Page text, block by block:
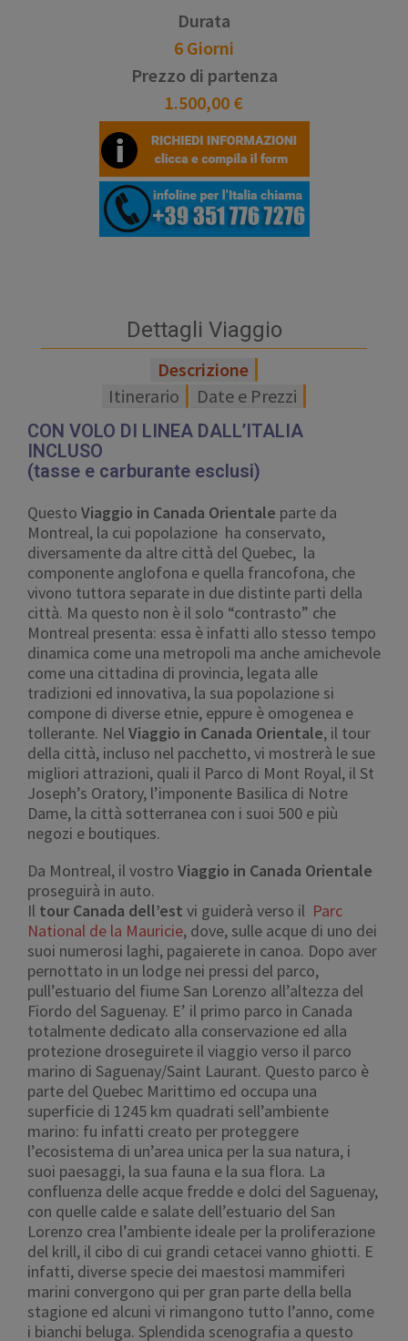
Durata
6 Giorni
Prezzo di partenza
1.500,00 €
Dettagli Viaggio
Descrizione
Itinerario
Date e Prezzi
CON VOLO DI LINEA DALL’ITALIA
INCLUSO
(tasse e carburante esclusi)
Questo Viaggio in Canada Orientale parte da
Montreal, la cui popolazione ha conservato,
diversamente da altre città del Quebec, la
componente anglofona e quella francofona, che
vivono tuttora separate in due distinte parti della
città. Ma questo non è il solo “contrasto” che
Montreal presenta: essa è infatti allo stesso tempo
dinamica come una metropoli ma anche amichevole
come una cittadina di provincia, legata alle
tradizioni ed innovativa, la sua popolazione si
compone di diverse etnie, eppure è omogenea e
tollerante. NelViaggio in Canada Orientale, il tour
della città, incluso nel pacchetto, vi mostrerà le sue
migliori attrazioni, quali il Parco di Mont Royal, il St
Joseph’s Oratory, l’imponente Basilica di Notre
Dame, la città sotterranea con i suoi 500 e più
negozi e boutiques.
Da Montreal, il vostro Viaggio in Canada Orientale
proseguirà in auto.
Il tour Canada dell’est vi guiderà verso il Parc
National de la Mauricie, dove, sulle acque di uno dei
suoi numerosi laghi, pagaierete in canoa. Dopo aver
pernottato in un lodge nei pressi del parco,
pull’estuario del fiume San Lorenzo all’altezza del
Fiordo del Saguenay. E’ il primo parco in Canada
totalmente dedicato alla conservazione ed alla
protezione droseguirete il viaggio verso il parco
marino di Saguenay/Saint Laurant. Questo parco è
parte del Quebec Marittimo ed occupa una
superficie di 1245 km quadrati sell’ambiente
marino: fu infatti creato per proteggere
l’ecosistema di un’area unica per la sua natura, i
suoi paesaggi, la sua fauna e la sua flora. La
confluenza delle acque fredde e dolci del Saguenay,
con quelle calde e salate dell’estuario del San
Lorenzo crea l’ambiente ideale per la proliferazione
del krill, il cibo di cui grandi cetacei vanno ghiotti. E
infatti, diverse specie dei maestosi mammiferi
marini convergono qui per gran parte della bella
stagione ed alcuni vi rimangono tutto l’anno, come
i bianchi beluga. Splendida scenografia a questo